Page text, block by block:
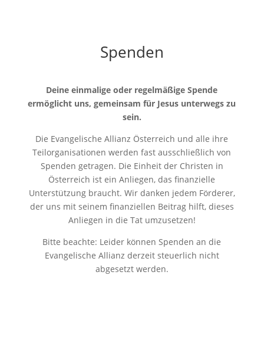
Spenden
Deine einmalige oder regelmäßige Spende
ermöglicht uns, gemeinsam für Jesus unterwegs zu
sein.
Die Evangelische Allianz Österreich und alle ihre
Teilorganisationen werden fast ausschließlich von
Spenden getragen. Die Einheit der Christen in
Österreich ist ein Anliegen, das finanzielle
Unterstützung braucht. Wir danken jedem Förderer,
der uns mit seinem finanziellen Beitrag hilft, dieses
Anliegen in die Tat umzusetzen!
Bitte beachte: Leider können Spenden an die
Evangelische Allianz derzeit steuerlich nicht
abgesetzt werden.